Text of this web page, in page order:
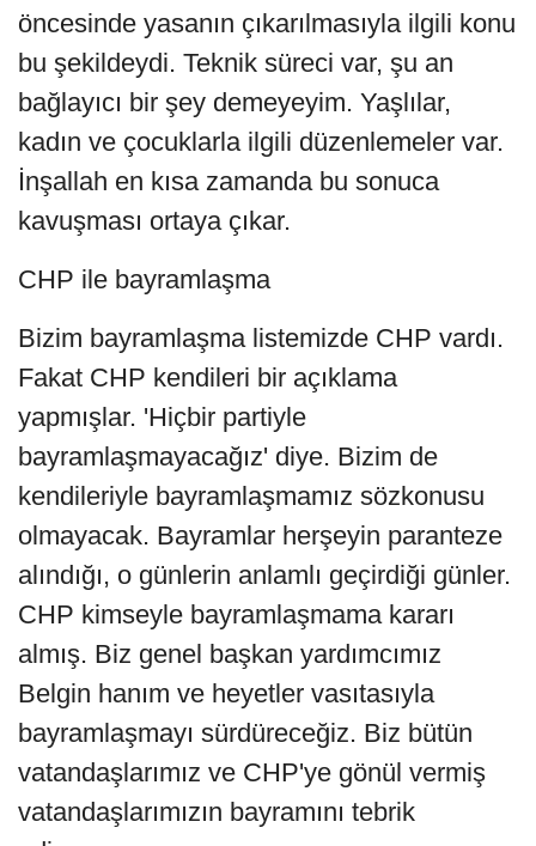
öncesinde yasanın çıkarılmasıyla ilgili konu
bu şekildeydi. Teknik süreci var, şu an
bağlayıcı bir şey demeyeyim. Yaşlılar,
kadın ve çocuklarla ilgili düzenlemeler var.
İnşallah en kısa zamanda bu sonuca
kavuşması ortaya çıkar.
CHP ile bayramlaşma
Bizim bayramlaşma listemizde CHP vardı.
Fakat CHP kendileri bir açıklama
yapmışlar. 'Hiçbir partiyle
bayramlaşmayacağız' diye. Bizim de
kendileriyle bayramlaşmamız sözkonusu
olmayacak. Bayramlar herşeyin paranteze
alındığı, o günlerin anlamlı geçirdiği günler.
CHP kimseyle bayramlaşmama kararı
almış. Biz genel başkan yardımcımız
Belgin hanım ve heyetler vasıtasıyla
bayramlaşmayı sürdüreceğiz. Biz bütün
vatandaşlarımız ve CHP'ye gönül vermiş
vatandaşlarımızın bayramını tebrik